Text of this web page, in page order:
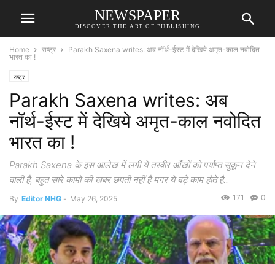
NEWSPAPER
DISCOVER THE ART OF PUBLISHING
Home राष्ट्र
Parakh Saxena writes: अब नॉर्थ-ईस्ट में देखिये अमृत-काल नवोदित
भारत का !
राष्ट्र
Parakh Saxena writes: अब
नॉर्थ-ईस्ट में देखिये अमृत-काल नवोदित
भारत का !
Parakh Saxena के इस आलेख में लगी ये तस्वीर आँखों को पर्याप्त सुकून देने
वाली है, बहुत सारे कामो की खबर छपती नहीं है मगर ये बड़े काम होते है..
By Editor NHG - May 26, 2025 0
171